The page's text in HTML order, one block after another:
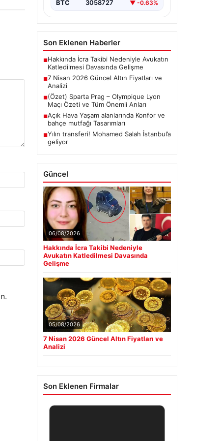
BTC 3058727 ▼ -0.63%
Son Eklenen Haberler
■Hakkında İcra Takibi Nedeniyle Avukatın
Katledilmesi Davasında Gelişme
■7 Nisan 2026 Güncel Altın Fiyatları ve
Analizi
■(Özet) Sparta Prag – Olympique Lyon
Maçı Özeti ve Tüm Önemli Anları
■Açık Hava Yaşam alanlarında Konfor ve
bahçe mutfağı Tasarımları
■Yılın transferi! Mohamed Salah İstanbul’a
geliyor
Güncel
06/08/2026
Hakkında İcra Takibi Nedeniyle
Avukatın Katledilmesi Davasında
Gelişme
05/08/2026
7 Nisan 2026 Güncel Altın Fiyatları ve
Analizi
Son Eklenen Firmalar